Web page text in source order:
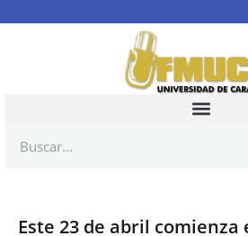
Este 23 de abril comienza